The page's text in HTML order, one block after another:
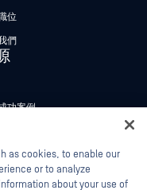
位
們
功案例
導
as cookies, to enable our
or to analyze
about your use of
virtual assistant.
secure what's critical